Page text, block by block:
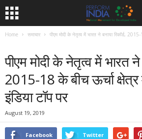
Home समाचार पीएम मोदी के नेतृत्व में भारत ने बनाया रिकॉर्ड,
पीएम मोदी के नेतृत्व में भारत ने
2015-18 के बीच ऊर्चा क्षेत्र
इंडिया टॉप पर
August 19, 2019
Facebook Twitter